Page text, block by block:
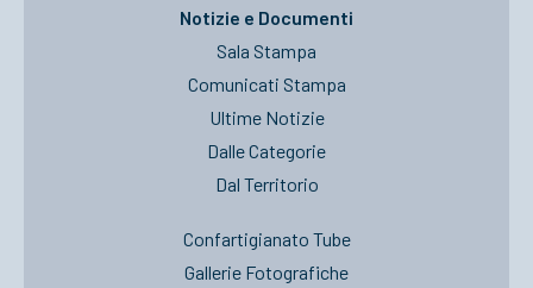
Notizie e Documenti
Sala Stampa
Comunicati Stampa
Ultime Notizie
Dalle Categorie
Dal Territorio
Confartigianato Tube
Gallerie Fotografiche